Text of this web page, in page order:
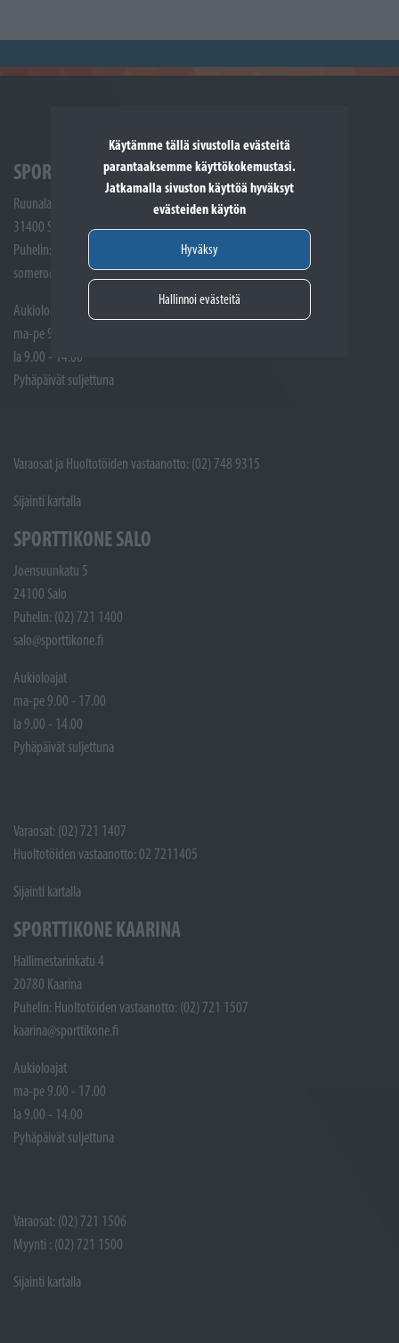
Käytämme tällä sivustolla evästeitä
parantaaksemme käyttökokemustasi.
Jatkamalla sivuston käyttöä hyväksyt
evästeiden käytön
Hyväksy
Hallinnoi evästeitä
SPORTTIKONE SOMERO
Ruunalantie 5
31400 Somero
Puhelin: (02) 748 9300
somero@sporttikone.fi
Aukioloajat
ma-pe 9.00 - 17.00
la 9.00 - 14.00
Pyhäpäivät suljettuna
Varaosat ja Huoltotöiden vastaanotto: (02) 748 9315
Sijainti kartalla
SPORTTIKONE SALO
Joensuunkatu 5
24100 Salo
Puhelin: (02) 721 1400
salo@sporttikone.fi
Aukioloajat
ma-pe 9.00 - 17.00
la 9.00 - 14.00
Pyhäpäivät suljettuna
Varaosat: (02) 721 1407
Huoltotöiden vastaanotto: 02 7211405
Sijainti kartalla
SPORTTIKONE KAARINA
Hallimestarinkatu 4
20780 Kaarina
Puhelin: Huoltotöiden vastaanotto: (02) 721 1507
kaarina@sporttikone.fi
Aukioloajat
ma-pe 9.00 - 17.00
la 9.00 - 14.00
Pyhäpäivät suljettuna
Varaosat: (02) 721 1506
Myynti : (02) 721 1500
Sijainti kartalla